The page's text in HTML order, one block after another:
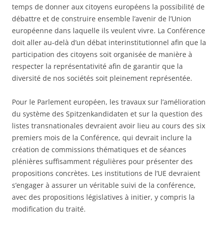
temps de donner aux citoyens européens la possibilité de
débattre et de construire ensemble l’avenir de l’Union
européenne dans laquelle ils veulent vivre. La Conférence
doit aller au-delà d’un débat interinstitutionnel afin que la
participation des citoyens soit organisée de manière à
respecter la représentativité afin de garantir que la
diversité de nos sociétés soit pleinement représentée.
Pour le Parlement européen, les travaux sur l’amélioration
du système des Spitzenkandidaten et sur la question des
listes transnationales devraient avoir lieu au cours des six
premiers mois de la Conférence, qui devrait inclure la
création de commissions thématiques et de séances
plénières suffisamment régulières pour présenter des
propositions concrètes. Les institutions de l’UE devraient
s’engager à assurer un véritable suivi de la conférence,
avec des propositions législatives à initier, y compris la
modification du traité.